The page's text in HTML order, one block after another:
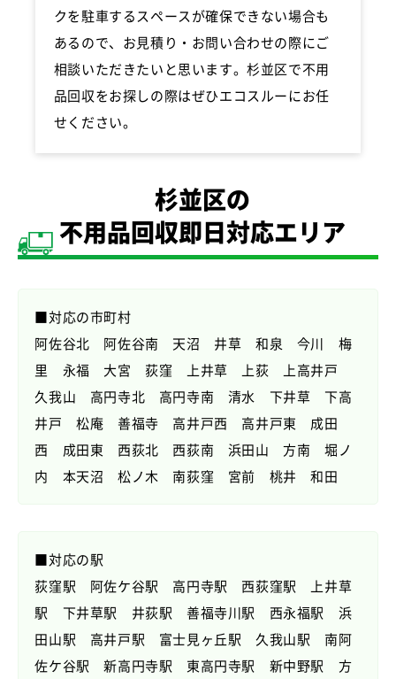
クを駐車するスペースが確保できない場合も
あるので、お見積り・お問い合わせの際にご
相談いただきたいと思います。杉並区で不用
品回収をお探しの際はぜひエコスルーにお任
せください。
杉並区の
不用品回収即日対応エリア
■対応の市町村
阿佐谷北 阿佐谷南 天沼 井草 和泉 今川 梅
里 永福 大宮 荻窪 上井草 上荻 上高井戸
久我山 高円寺北 高円寺南 清水 下井草 下高
井戸 松庵 善福寺 高井戸西 高井戸東 成田
西 成田東 西荻北 西荻南 浜田山 方南 堀ノ
内 本天沼 松ノ木 南荻窪 宮前 桃井 和田
■対応の駅
荻窪駅 阿佐ケ谷駅 高円寺駅 西荻窪駅 上井草
駅 下井草駅 井荻駅 善福寺川駅 西永福駅 浜
田山駅 高井戸駅 富士見ヶ丘駅 久我山駅 南阿
佐ケ谷駅 新高円寺駅 東高円寺駅 新中野駅 方